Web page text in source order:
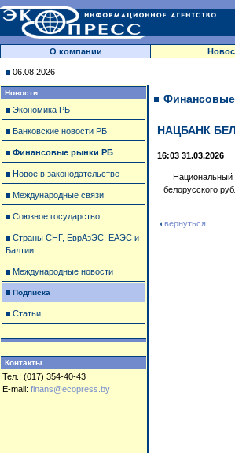
О компании
06.08.2026
Новости
Экономика РБ
Банковские новости РБ
Финансовые рынки РБ
Новое в законодательстве
Международные связи
Союзное государство
Страны СНГ, ЕврАзЭС, ЕАЭС и
Балтии
Международные новости
Подписка
Статьи
Контакты
Тел.: (017) 354-40-43
E-mail: finans@ecopress.by
НАЦБАНК
16:03 31.03.2026
Национальный
белорусского
вернуться